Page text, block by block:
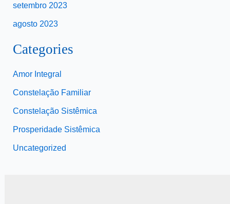
setembro 2023
agosto 2023
Categories
Amor Integral
Constelação Familiar
Constelação Sistêmica
Prosperidade Sistêmica
Uncategorized